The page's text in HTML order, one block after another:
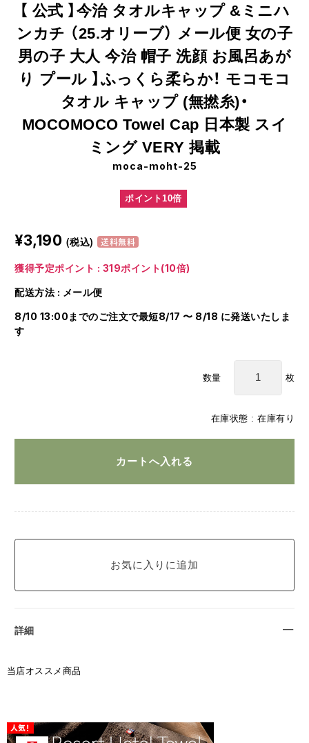
【 公式 】今治 タオルキャップ &ミニハ
ンカチ （25.オリーブ） メール便 女の子
男の子 大人 今治 帽子 洗顔 お風呂あが
り プール 】ふっくら柔らか！ モコモコ
タオル キャップ (無撚糸)・
MOCOMOCO Towel Cap 日本製 スイ
ミング VERY 掲載
moca-moht-25
ポイント10倍
在庫状態 : 在庫有り
¥3,190 (税込) 送料無料
獲得予定ポイント : 319ポイント(10倍)
配送方法 : メール便
8/10 13:00までのご注文で最短8/17 〜 8/18 に発送いたしま
す
数量 枚
詳細
当店オススメ商品